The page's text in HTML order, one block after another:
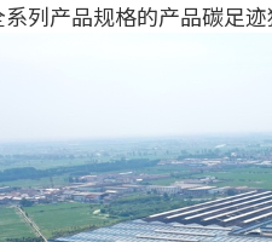
列产品规格的产品碳足迹